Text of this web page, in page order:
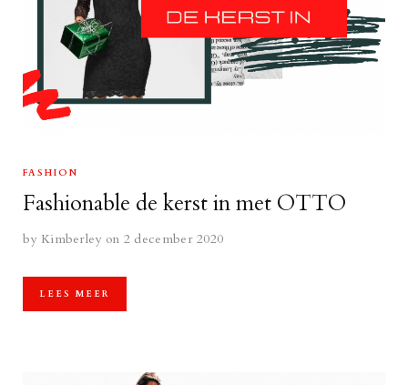
FASHION
Fashionable de kerst in met OTTO
by Kimberley on 2 december 2020
LEES MEER